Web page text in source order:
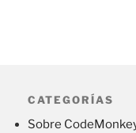
CATEGORÍAS
Sobre